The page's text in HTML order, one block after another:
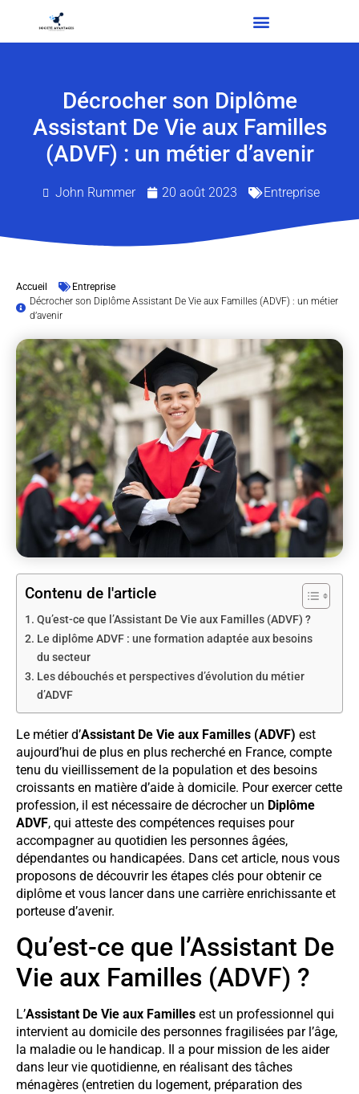
Décrocher son Diplôme
Assistant De Vie aux Familles
(ADVF) : un métier d’avenir
John Rummer 20 août 2023 Entreprise
Accueil
Entreprise
Décrocher son Diplôme Assistant De Vie aux Familles (ADVF) : un métier
d’avenir
Contenu de l'article
Qu’est-ce que l’Assistant De Vie aux Familles (ADVF) ?
Le diplôme ADVF : une formation adaptée aux besoins
du secteur
Les débouchés et perspectives d’évolution du métier
d’ADVF
Le métier d’Assistant De Vie aux Familles (ADVF) est
aujourd’hui de plus en plus recherché en France, compte
tenu du vieillissement de la population et des besoins
croissants en matière d’aide à domicile. Pour exercer cette
profession, il est nécessaire de décrocher un Diplôme
ADVF, qui atteste des compétences requises pour
accompagner au quotidien les personnes âgées,
dépendantes ou handicapées. Dans cet article, nous vous
proposons de découvrir les étapes clés pour obtenir ce
diplôme et vous lancer dans une carrière enrichissante et
porteuse d’avenir.
Qu’est-ce que l’Assistant De
Vie aux Familles (ADVF) ?
L’Assistant De Vie aux Familles est un professionnel qui
intervient au domicile des personnes fragilisées par l’âge,
la maladie ou le handicap. Il a pour mission de les aider
dans leur vie quotidienne, en réalisant des tâches
ménagères (entretien du logement, préparation des